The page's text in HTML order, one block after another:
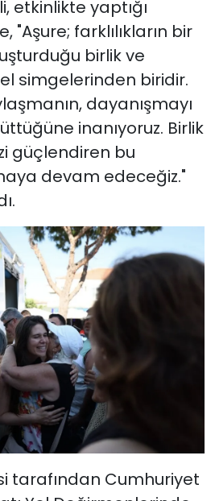
etkinlikte yaptığı
farklılıkların bir
birlik ve
simgelerinden biridir.
dayanışmayı
inanıyoruz. Birlik
güçlendiren bu
devam edeceğiz."
tarafından Cumhuriyet